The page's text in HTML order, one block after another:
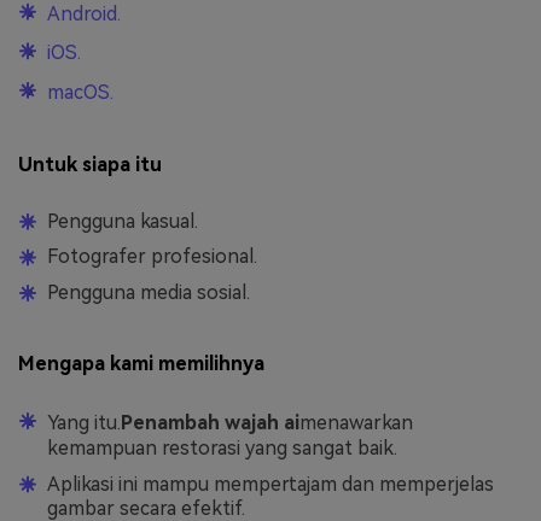
Android.
iOS.
macOS.
Untuk siapa itu
Pengguna kasual.
Fotografer profesional.
Pengguna media sosial.
Mengapa kami memilihnya
Yang itu.Penambah wajah aimenawarkan
kemampuan restorasi yang sangat baik.
Aplikasi ini mampu mempertajam dan memperjelas
gambar secara efektif.